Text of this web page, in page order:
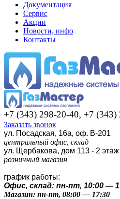
Документация
Сервис
Акции
Новости, инфо
Контакты
+7 (343) 298-20-40, +7 (343)
Заказать звонок
ул. Посадская, 16а, оф. В-201
центральный офис, склад
ул. Щербакова, дом 113 - 2 этаж
розничный магазин
график работы:
Офис, склад: пн-пт, 10:00 —
Магазин: пн-пт, 08:00 — 17:30